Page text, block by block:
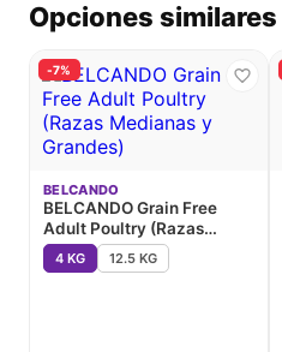
Opciones similares
-7%
BELCANDO
BELCANDO Grain Free
Adult Poultry (Razas
Medianas y Grandes)
4 KG 12.5 KG